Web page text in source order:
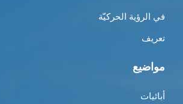
في الرؤية الحركيّة
تعريف
مواضيع
أبائيات